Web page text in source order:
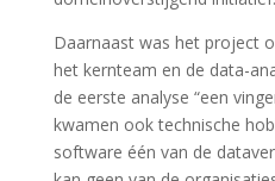
Daarnaast was het project
het kernteam en de data-
de eerste analyse “een
kwamen ook technische
software één van de